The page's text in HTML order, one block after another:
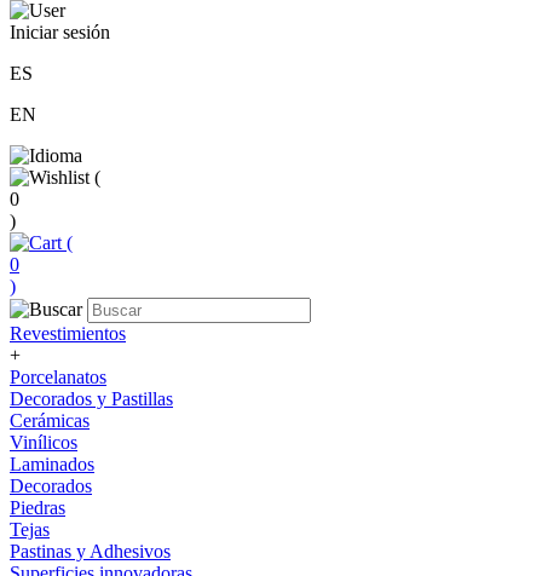
Iniciar sesión
ES
EN
(
0
)
(
0
)
Revestimientos
+
Porcelanatos
Decorados y Pastillas
Cerámicas
Vinílicos
Laminados
Decorados
Piedras
Tejas
Pastinas y Adhesivos